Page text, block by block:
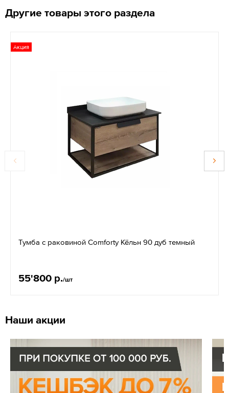
Другие товары этого раздела
Акция
Тумба с раковиной Comforty Кёльн 90 дуб темный
55'800 р./шт
Наши акции